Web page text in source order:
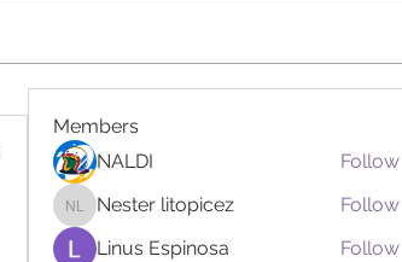
Members
NALDI
Follow
Nester litopicez
Nester litopicez
Follow
Linus Espinosa
Follow